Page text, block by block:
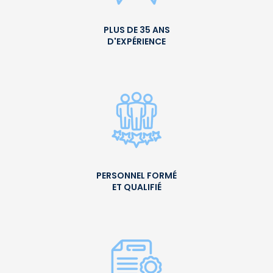
PLUS DE 35 ANS
D'EXPÉRIENCE
PERSONNEL FORMÉ
ET QUALIFIÉ